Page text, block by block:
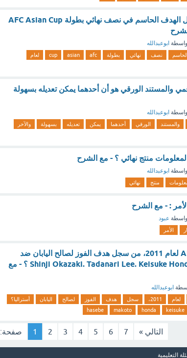
من هو اللاعب الياباني الذي سجل الهدف الحاسم في نصف نهائي بطولة AFC Asian Cup
ابوعبدالله
الحاسم نصف نهائي بطولة afc
asian
cup
لعام
والمستند الورقي هو أن أحدهما يمكن تعديله بسهولة
ابوعبدالله
والمستند الورقي أحدهما يمكن تعديله بسهولة
والآخر
المعلومات منتج نهائي ؟ - مع الشرح
ابوعبدالله
منتج نهائي
: - مع الشرح
عبود
الأمر
في نهائي بطولة AFC Asian Cup لعام 2011، من سجل هدف الفوز لصالح اليابان ضد
أستراليا؟ Shinji Okazaki. Tadanari Lee. Keisuke Honda. Makoto Hasebe ؟ - مع
ابوعبدالله
لعام 2011، سجل هدف الفوز لصالح اليابان
أستراليا؟
keisuke
honda
makoto
hasebe
صفحة: 1 2 3 4 5 6 7 التالي »
التعليمية